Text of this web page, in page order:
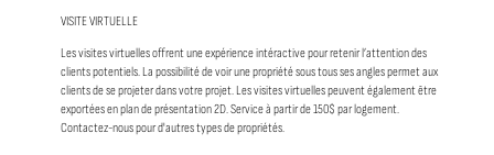
VISITE VIRTUELLE
Les visites virtuelles offrent une expérience intéractive pour retenir l’attention des
clients potentiels. La possibilité de voir une propriété sous tous ses angles permet aux
clients de se projeter dans votre projet. Les visites virtuelles peuvent également être
exportées en plan de présentation 2D. Service à partir de 150$ par logement.
Contactez-nous pour d'autres types de propriétés.